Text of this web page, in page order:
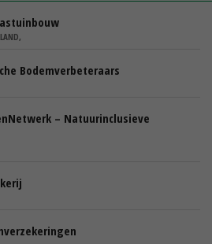
Bodemverbeteraars
– Natuurinclusieve